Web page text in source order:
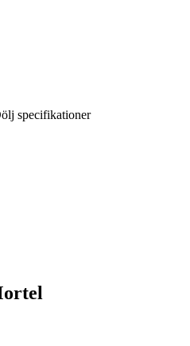
specifikationer